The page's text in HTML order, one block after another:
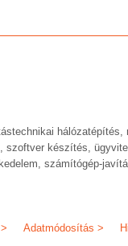
hálózatépítés,
szoftver készítés,
számítógép-
Adatmódosítás >